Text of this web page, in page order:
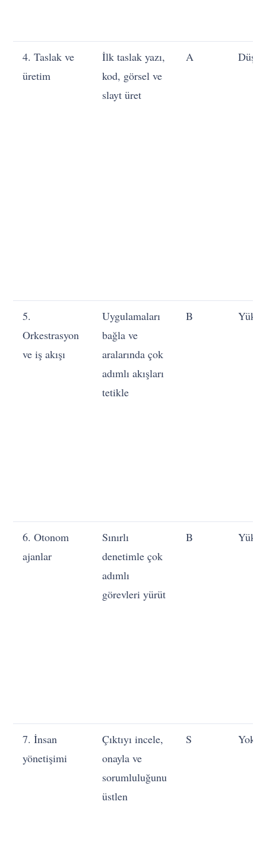
4. Taslak ve
üretim
İlk taslak yazı,
kod, görsel ve
slayt üret
A Düşük
5.
Orkestrasyon
ve iş akışı
Uygulamaları
bağla ve
aralarında çok
adımlı akışları
tetikle
B
6. Otonom
ajanlar
Sınırlı
denetimle çok
adımlı
görevleri yürüt
B
7. İnsan
yönetişimi
Çıktıyı incele,
onayla ve
sorumluluğunu
üstlen
S Yok